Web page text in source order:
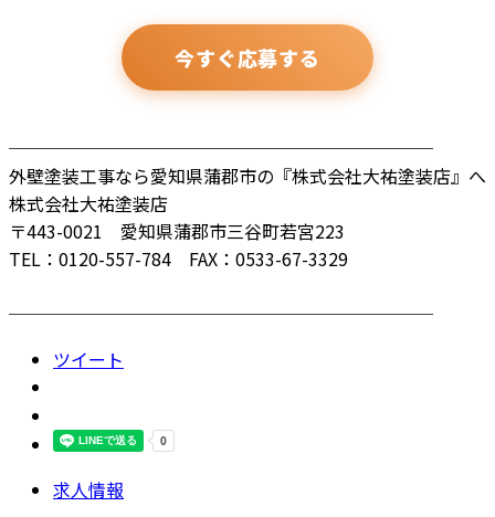
今すぐ応募する
────────────────────────
外壁塗装工事なら愛知県蒲郡市の『株式会社大祐塗装店』へ
株式会社大祐塗装店
〒443-0021 愛知県蒲郡市三谷町若宮223
TEL：0120-557-784 FAX：0533-67-3329
────────────────────────
ツイート
求人情報